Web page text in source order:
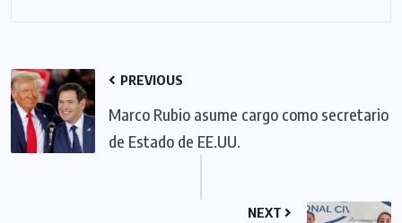
PREVIOUS
Marco Rubio asume cargo como secretario
de Estado de EE.UU.
NEXT